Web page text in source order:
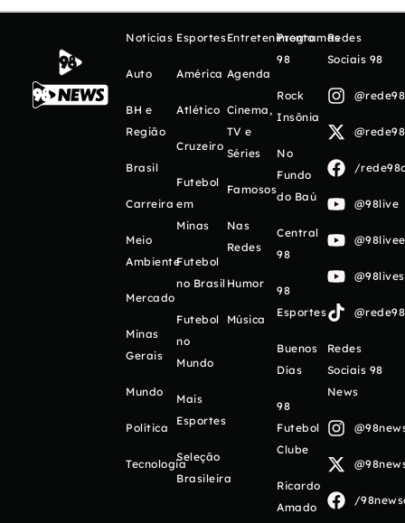
Notícias
Auto
BH e
Região
Brasil
Carreira
Meio
Ambiente
Mercado
Minas
Gerais
Mundo
Política
Tecnologia
Esportes
América
Atlético
Cruzeiro
Futebol
em
Minas
Futebol
no Brasil
Futebol
no
Mundo
Mais
Esportes
Seleção
Brasileira
Entretenimento
Agenda
Cinema,
TV e
Séries
Famosos
Nas
Redes
Humor
Música
Programas
98
Rock
Insônia
No
Fundo
do Baú
Central
98
98
Esportes
Buenos
Días
98
Futebol
Clube
Ricardo
Amado
Redes
Sociais 98
/
@98live
Redes
Sociais 98
News
/